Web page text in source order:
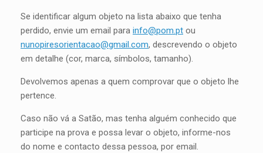
Se identificar algum objeto na lista abaixo que tenha
perdido, envie um email para info@pom.pt ou
nunopiresorientacao@gmail.com, descrevendo o objeto
em detalhe (cor, marca, símbolos, tamanho).
Devolvemos apenas a quem comprovar que o objeto lhe
pertence.
Caso não vá a Satão, mas tenha alguém conhecido que
participe na prova e possa levar o objeto, informe-nos
do nome e contacto dessa pessoa, por email.